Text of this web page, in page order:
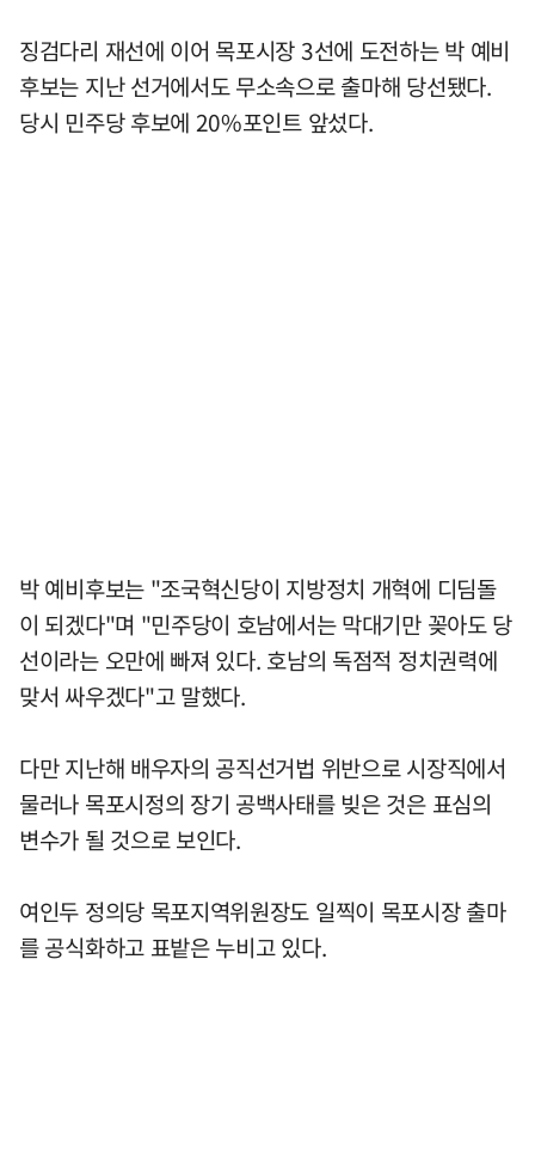
징검다리 재선에 이어 목포시장 3선에 도전하는 박 예비
후보는 지난 선거에서도 무소속으로 출마해 당선됐다.
당시 민주당 후보에 20%포인트 앞섰다.
박 예비후보는 "조국혁신당이 지방정치 개혁에 디딤돌
이 되겠다"며 "민주당이 호남에서는 막대기만 꽂아도 당
선이라는 오만에 빠져 있다. 호남의 독점적 정치권력에
맞서 싸우겠다"고 말했다.
다만 지난해 배우자의 공직선거법 위반으로 시장직에서
물러나 목포시정의 장기 공백사태를 빚은 것은 표심의
변수가 될 것으로 보인다.
여인두 정의당 목포지역위원장도 일찍이 목포시장 출마
를 공식화하고 표밭은 누비고 있다.